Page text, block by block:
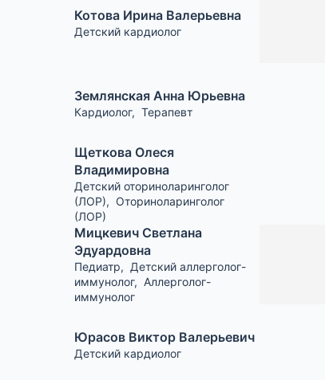
Котова Ирина Валерьевна
Детский кардиолог
Землянская Анна Юрьевна
Кардиолог, Терапевт
Щеткова Олеся
Владимировна
Детский оториноларинголог
(ЛОР), Оториноларинголог
(ЛОР)
Мицкевич Светлана
Эдуардовна
Педиатр, Детский аллерголог-
иммунолог, Аллерголог-
иммунолог
Юрасов Виктор Валерьевич
Детский кардиолог